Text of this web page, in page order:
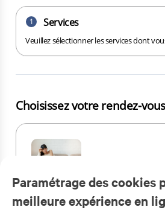
Paramétrage des cookies
meilleure expérience en